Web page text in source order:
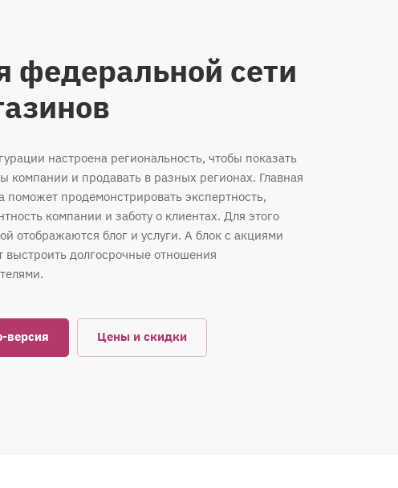
федеральной сети
настроена региональность, чтобы показать
компании и продавать в разных регионах. Главная
поможет продемонстрировать экспертность,
компании и заботу о клиентах. Для этого
отображаются блог и услуги. А блок с акциями
выстроить долгосрочные отношения
версия Цены и скидки